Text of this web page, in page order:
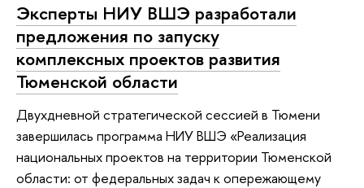
Эксперты НИУ ВШЭ разработали
предложения по запуску
комплексных проектов развития
Тюменской области
Двухдневной стратегической сессией в Тюмени
завершилась программа НИУ ВШЭ «Реализация
национальных проектов на территории Тюменской
области: от федеральных задач к опережающему